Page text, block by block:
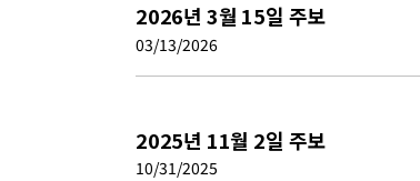
2026년 3월 15일 주보
03/13/2026
2025년 11월 2일 주보
10/31/2025